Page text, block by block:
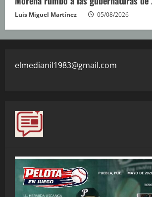
Luis Miguel Martínez 05/08/2026
elmedianil1983@gmail.com